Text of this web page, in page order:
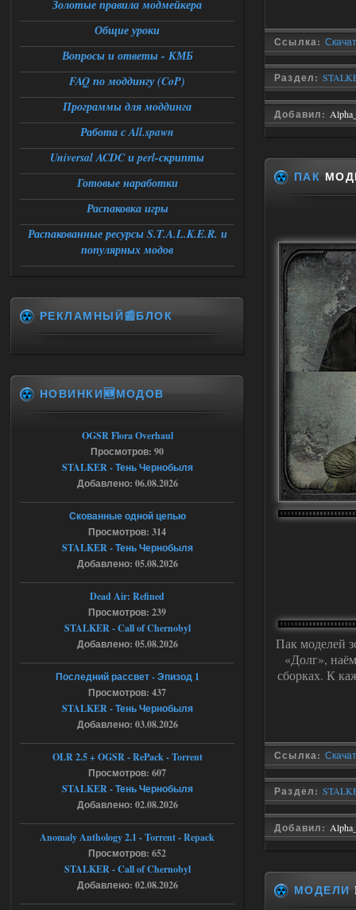
Ссылка:
Раздел:
Добавил:
ПАК
Пак моделей
«Долг»,
сборках. К
Ссылка:
Раздел:
Добавил:
МОДЕЛИ
msg_box_kicked_by_server:picture
Ответить ➤
06.08.2026
Спавнер + Правки + Античит - Dead
City Final
Stalker-Mods-Clan-su
Доступно только для пользователей
Ответить ➤
06.08.2026
Спавнер + Правки + Античит - Dead
City Final
Michman1970
06.08.2026
как изменить макс сумму
ставки в файлах чтобы
Ответить ➤
Тайна Зоны - Remaster 2026
Stalker-Mods-Clan-su
Доступно только для пользователей
Ответить ➤
05.08.2026
Тайна Зоны - Remaster 2026
AndreySA
патч я установил после
установки мода, да, ладно,
наверное вы правы придется ожидать
Тайна Зоны - Remaster 2026
Stalker-Mods-Clan-su
Доступно только для пользователей
Ответить ➤
Тайна Зоны - Remaster 2026
20:25
AndreySA
Золотые правила модмейкера
Общие уроки
Вопросы и ответы - КМБ
FAQ по моддингу (CoP)
Программы для моддинга
Работа с All.spawn
Universal ACDC и perl-скрипты
Готовые наработки
Распаковка игры
Распакованные ресурсы S.T.A.L.K.E.R. и
популярных модов
РЕКЛАМНЫЙ📰БЛОК
НОВИНКИ🆕МОДОВ
OGSR Flora Overhaul
Просмотров: 90
STALKER - Тень Чернобыля
Добавлено: 06.08.2026
Скованные одной цепью
Просмотров: 314
STALKER - Тень Чернобыля
Добавлено: 05.08.2026
Dead Air: Refined
Просмотров: 239
STALKER - Call of Chernobyl
Добавлено: 05.08.2026
Последний рассвет - Эпизод 1
Просмотров: 437
STALKER - Тень Чернобыля
Добавлено: 03.08.2026
OLR 2.5 + OGSR - RePack - Torrent
Просмотров: 607
STALKER - Тень Чернобыля
Добавлено: 02.08.2026
Anomaly Anthology 2.1 - Torrent - Repack
Просмотров: 652
STALKER - Call of Chernobyl
Добавлено: 02.08.2026